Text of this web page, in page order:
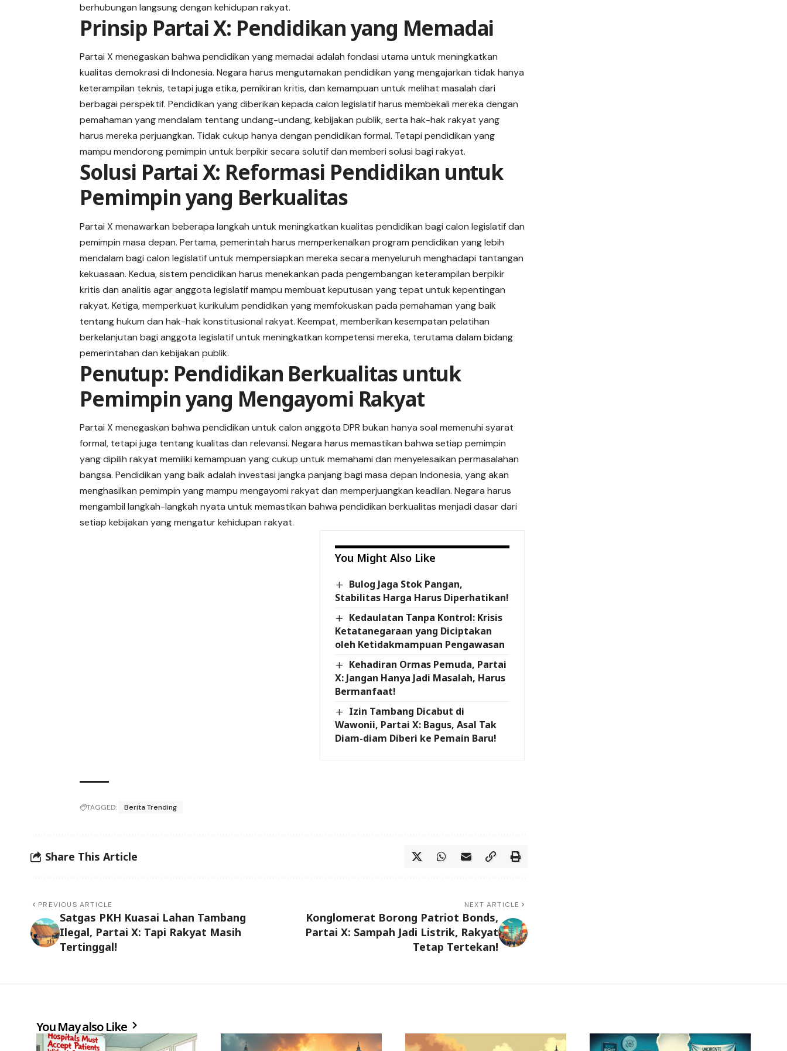
berhubungan langsung dengan kehidupan rakyat.
Prinsip Partai X: Pendidikan yang Memadai
Partai X menegaskan bahwa pendidikan yang memadai adalah fondasi utama untuk meningkatkan
kualitas demokrasi di Indonesia. Negara harus mengutamakan pendidikan yang mengajarkan tidak hanya
keterampilan teknis, tetapi juga etika, pemikiran kritis, dan kemampuan untuk melihat masalah dari
berbagai perspektif. Pendidikan yang diberikan kepada calon legislatif harus membekali mereka dengan
pemahaman yang mendalam tentang undang-undang, kebijakan publik, serta hak-hak rakyat yang
harus mereka perjuangkan. Tidak cukup hanya dengan pendidikan formal. Tetapi pendidikan yang
mampu mendorong pemimpin untuk berpikir secara solutif dan memberi solusi bagi rakyat.
Solusi Partai X: Reformasi Pendidikan untuk
Pemimpin yang Berkualitas
Partai X menawarkan beberapa langkah untuk meningkatkan kualitas pendidikan bagi calon legislatif dan
pemimpin masa depan. Pertama, pemerintah harus memperkenalkan program pendidikan yang lebih
mendalam bagi calon legislatif untuk mempersiapkan mereka secara menyeluruh menghadapi tantangan
kekuasaan. Kedua, sistem pendidikan harus menekankan pada pengembangan keterampilan berpikir
kritis dan analitis agar anggota legislatif mampu membuat keputusan yang tepat untuk kepentingan
rakyat. Ketiga, memperkuat kurikulum pendidikan yang memfokuskan pada pemahaman yang baik
tentang hukum dan hak-hak konstitusional rakyat. Keempat, memberikan kesempatan pelatihan
berkelanjutan bagi anggota legislatif untuk meningkatkan kompetensi mereka, terutama dalam bidang
pemerintahan dan kebijakan publik.
Penutup: Pendidikan Berkualitas untuk
Pemimpin yang Mengayomi Rakyat
Partai X menegaskan bahwa pendidikan untuk calon anggota DPR bukan hanya soal memenuhi syarat
formal, tetapi juga tentang kualitas dan relevansi. Negara harus memastikan bahwa setiap pemimpin
yang dipilih rakyat memiliki kemampuan yang cukup untuk memahami dan menyelesaikan permasalahan
bangsa. Pendidikan yang baik adalah investasi jangka panjang bagi masa depan Indonesia, yang akan
menghasilkan pemimpin yang mampu mengayomi rakyat dan memperjuangkan keadilan. Negara harus
mengambil langkah-langkah nyata untuk memastikan bahwa pendidikan berkualitas menjadi dasar dari
setiap kebijakan yang mengatur kehidupan rakyat.
You Might Also Like
Bulog Jaga Stok Pangan,
Stabilitas Harga Harus Diperhatikan!
Kedaulatan Tanpa Kontrol: Krisis
Ketatanegaraan yang Diciptakan
oleh Ketidakmampuan Pengawasan
Kehadiran Ormas Pemuda, Partai
X: Jangan Hanya Jadi Masalah, Harus
Bermanfaat!
Izin Tambang Dicabut di
Wawonii, Partai X: Bagus, Asal Tak
Diam-diam Diberi ke Pemain Baru!
TAGGED: Berita Trending
Share This Article
PREVIOUS ARTICLE
Satgas PKH Kuasai Lahan Tambang
Ilegal, Partai X: Tapi Rakyat Masih
Tertinggal!
NEXT ARTICLE
Konglomerat Borong Patriot Bonds,
Partai X: Sampah Jadi Listrik, Rakyat
Tetap Tertekan!
You May also Like